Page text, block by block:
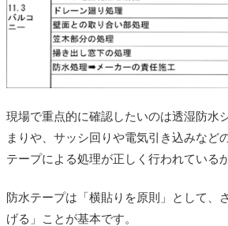
現場で重点的に確認したいのは透湿防水
まりや、サッシ回りや電気引き込みなど
テープによる処理が正しく行われている
防水テープは「横貼りを原則」として、
げる」ことが基本です。